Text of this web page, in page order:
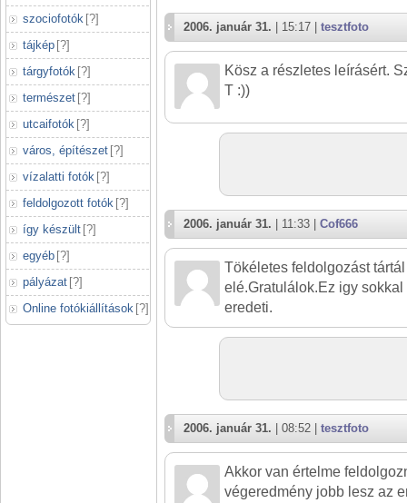
szociofotók [?]
tájkép [?]
tárgyfotók [?]
természet [?]
utcaifotók [?]
város, építészet [?]
vízalatti fotók [?]
feldolgozott fotók [?]
így készült [?]
egyéb [?]
pályázat [?]
Online fotókiállítások [?]
2006. január 31. | 15:17 | tesztfoto
Kösz a részletes leírásért.
T :))
2006. január 31. | 11:33 | Cof666
Tökéletes feldolgozást
elé.Gratulálok.Ez igy
eredeti.
2006. január 31. | 08:52 | tesztfoto
Akkor van értelme
végeredmény jobb lesz az